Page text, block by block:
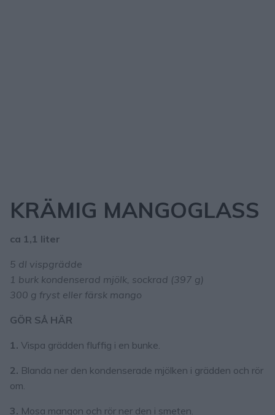
KRÄMIG MANGOGLASS
ca 1,1 liter
5 dl vispgrädde
1 burk kondenserad mjölk, sockrad (397 g)
300 g fryst eller färsk mango
GÖR SÅ HÄR
1. Vispa grädden fluffig i en bunke.
2. Blanda ner den kondenserade mjölken i grädden och rör
om.
3. Mosa mangon och rör ner den i smeten.